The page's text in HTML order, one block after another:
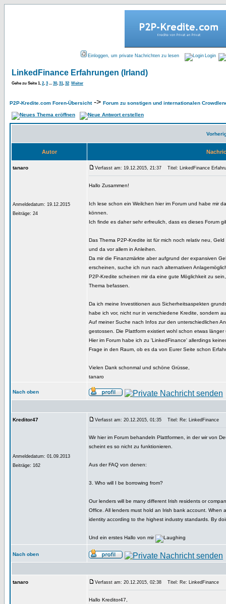
Einloggen, um private Nachrichten zu lesen Login
LinkedFinance Erfahrungen (Irland)
Gehe zu Seite1, 2, 3 ... 30, 31, 32 Weiter
P2P-Kredite.com Foren-Übersicht-> Forum zu sonstigen und internationalen
Autor
tanaro
Anmeldedatum: 19.12.2015
Beiträge: 24
Verfasst am: 19.12.2015, 21:37 Titel: LinkedFinance
Hallo Zusammen!
Ich lese schon ein Weilchen hier im Forum und habe mir
können.
Ich finde es daher sehr erfreulich, dass es dieses Forum
Das Thema P2P-Kredite ist für mich noch relativ neu,
und da vor allem in Anleihen.
Da mir die Finanzmärkte aber aufgrund der expansiven
erscheinen, suche ich nun nach alternativen
P2P-Kredite scheinen mir da eine gute Möglichkeit zu
Thema befassen.
Da ich meine Investitionen aus Sicherheitsaspekten
habe ich vor, nicht nur in verschiedene Kredite, sondern
Auf meiner Suche nach Infos zur den unterschiedlichen
gestossen. Die Plattform existiert wohl schon etwas
Hier im Forum habe ich zu 'LinkedFinance' allerdings
Frage in den Raum, ob es da von Eurer Seite schon
Vielen Dank schonmal und schöne Grüsse,
tanaro
Nach oben
Kreditor47
Anmeldedatum: 01.09.2013
Beiträge: 162
Verfasst am: 20.12.2015, 01:35 Titel: Re: LinkedFinance
Wir hier im Forum behandeln Plattformen, in der wir von
scheint es so nicht zu funktionieren.
Aus der FAQ von denen:
3. Who will I be borrowing from?
Our lenders will be many different Irish residents or
Office. All lenders must hold an Irish bank account. When
identity according to the highest industry standards. By
Und ein erstes Hallo von mir
Nach oben
tanaro Verfasst am: 20.12.2015, 02:38 Titel: Re: LinkedFinance
Hallo Kreditor47,